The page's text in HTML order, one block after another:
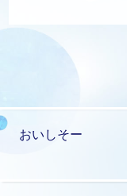
おいしそー